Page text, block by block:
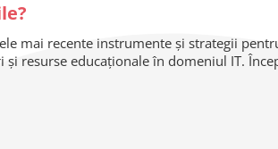
mai recente instrumente și strategii
resurse educaționale în domeniul IT.